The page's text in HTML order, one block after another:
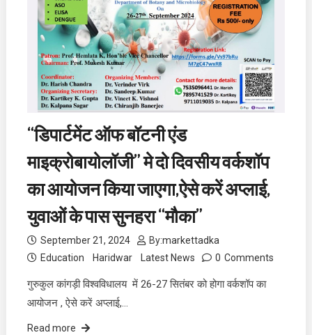
“डिपार्टमेंट ऑफ बॉटनी एंड
माइक्रोबायोलॉजी” मे दो दिवसीय वर्कशॉप
का आयोजन किया जाएगा,ऐसे करें अप्लाई,
युवाओं के पास सुनहरा “मौका”
September 21, 2024 By:markettadka
Education
Haridwar Latest News 0 Comments
गुरुकुल कांगड़ी विश्वविधालय में 26-27 सितंबर को होगा वर्कशॉप का
आयोजन , ऐसे करें अप्लाई,…
Read more